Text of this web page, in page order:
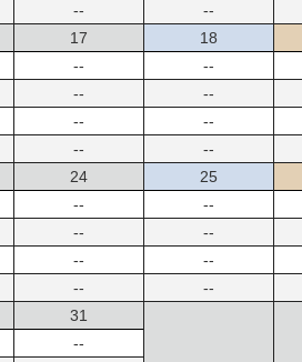
--
--
17
--
--
--
--
18
--
--
--
--
24
--
--
--
--
25
--
--
--
--
31
--